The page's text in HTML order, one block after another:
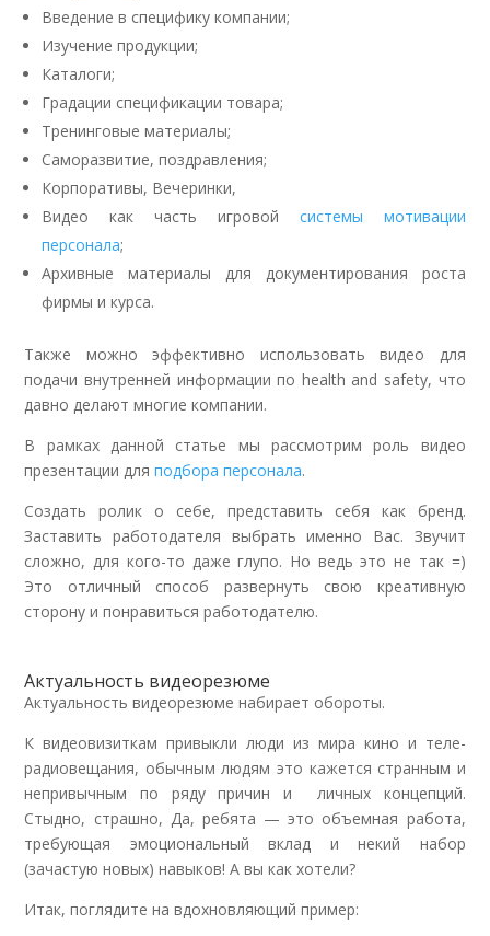
Введение в специфику компании;
Изучение продукции;
Каталоги;
Градации спецификации товара;
Тренинговые материалы;
Саморазвитие, поздравления;
Корпоративы, Вечеринки,
Видео как часть игровой системы мотивации
персонала;
Архивные материалы для документирования роста
фирмы и курса.
Также можно эффективно использовать видео для
подачи внутренней информации по health and safety, что
давно делают многие компании.
В рамках данной статье мы рассмотрим роль видео
презентации дляподбора персонала.
Создать ролик о себе, представить себя как бренд.
Заставить работодателя выбрать именно Вас. Звучит
сложно, для кого-то даже глупо. Но ведь это не так =)
Это отличный способ развернуть свою креативную
сторону и понравиться работодателю.
Актуальность видеорезюме
Актуальность видеорезюме набирает обороты.
К видеовизиткам привыкли люди из мира кино и теле-
радиовещания, обычным людям это кажется странным и
непривычным по ряду причин и
личных концепций.
Стыдно, страшно, Да, ребята — это объемная работа,
требующая эмоциональный вклад и некий набор
(зачастую новых) навыков! А вы как хотели?
Итак, поглядите на вдохновляющий пример: